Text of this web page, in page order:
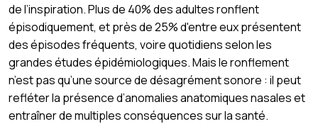
de l’inspiration. Plus de 40% des adultes ronflent
épisodiquement, et près de 25% d'entre eux présentent
des épisodes fréquents, voire quotidiens selon les
grandes études épidémiologiques. Mais le ronflement
n’est pas qu’une source de désagrément sonore : il peut
refléter la présence d’anomalies anatomiques nasales et
entraîner de multiples conséquences sur la santé.